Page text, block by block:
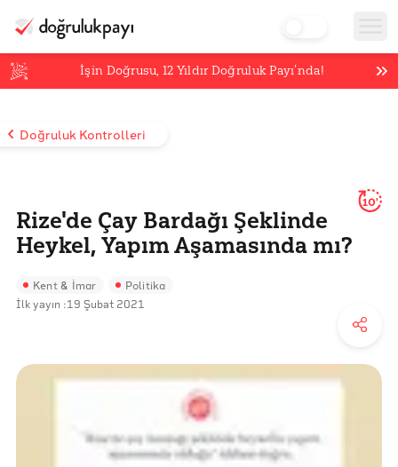
İşin Doğrusu,12 Yıldır Doğruluk Payı’nda!
Doğruluk Kontrolleri
Rize'de Çay Bardağı Şeklinde
Heykel, Yapım Aşamasında mı?
10'
Kent & İmar Politika
İlk yayın :19 Şubat 2021